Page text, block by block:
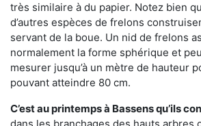
très similaire à du papier. Notez bien
d’autres espèces de frelons
servant de la boue. Un nid de frelons
normalement la forme sphérique et
mesurer jusqu’à un mètre de hauteur
pouvant atteindre 80 cm.
C’est au printemps à Bassens qu’ils